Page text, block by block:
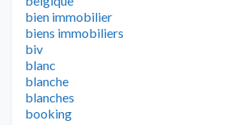
bien immobilier
biens immobiliers
biv
blanc
blanche
blanches
booking